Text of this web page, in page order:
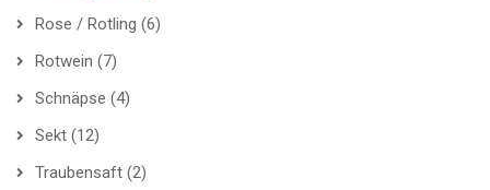
Rose / Rotling (6)
Rotwein (7)
Schnäpse (4)
Sekt (12)
Traubensaft (2)